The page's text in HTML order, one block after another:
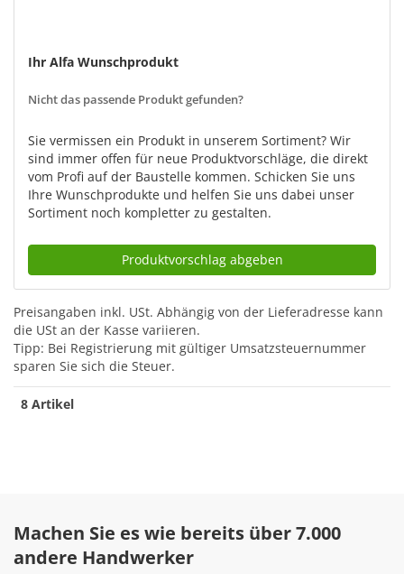
Ihr Alfa Wunschprodukt
Nicht das passende Produkt gefunden?
Sie vermissen ein Produkt in unserem Sortiment? Wir
sind immer offen für neue Produktvorschläge, die direkt
vom Profi auf der Baustelle kommen. Schicken Sie uns
Ihre Wunschprodukte und helfen Sie uns dabei unser
Sortiment noch kompletter zu gestalten.
Produktvorschlag abgeben
Preisangaben inkl. USt. Abhängig von der Lieferadresse kann
die USt an der Kasse variieren.
Tipp: Bei Registrierung mit gültiger Umsatzsteuernummer
sparen Sie sich die Steuer.
8 Artikel
Machen Sie es wie bereits über 7.000
andere Handwerker